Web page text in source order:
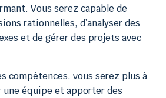
Vous serez capable de
rationnelles, d’analyser des
et de gérer des projets avec
compétences, vous serez plus à
une équipe et apporter des